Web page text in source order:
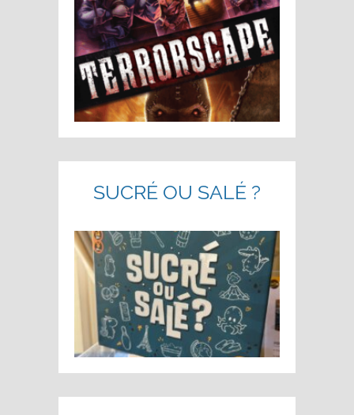
SUCRÉ OU SALÉ ?